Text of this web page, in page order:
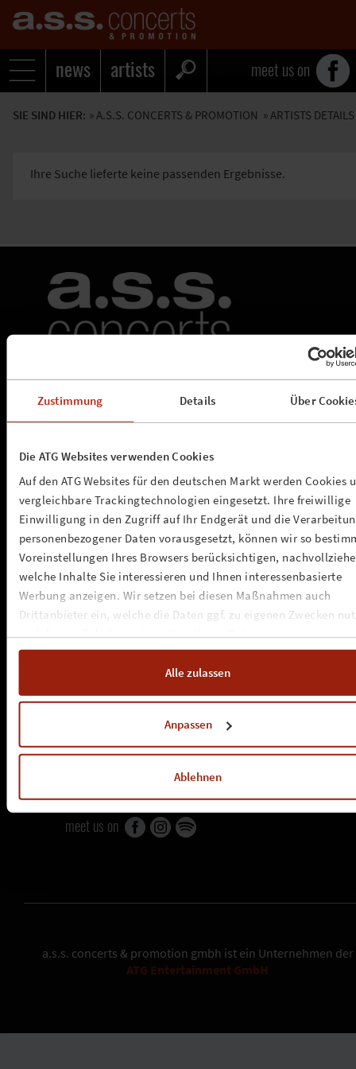
Zustimmung Details Über
Die ATG Websites verwenden Cookies
Auf den ATG Websites für den deutschen Markt werden Cookies
vergleichbare Trackingtechnologien eingesetzt. Ihre freiwillige
Einwilligung in den Zugriff auf Ihr Endgerät und die
personenbezogener Daten vorausgesetzt, können wir so
Voreinstellungen Ihres Browsers berücksichtigen,
welche Inhalte Sie interessieren und Ihnen interessenbasierte
Werbung anzeigen. Wir setzen bei diesen Maßnahmen auch
Drittanbieter ein, welche die Daten ggf. zu eigenen Zwecken
führen. Weitere Informationen, insbesondere zur Speicherdauer,
Cookie-Erklärungsowie zur Verarbeitung,
insbesondere zu Ihren Widerrufsmöglichkeiten und weiteren
Alle zulassen
Anpassen
Ablehnen
news artists meet us on
SIE SIND HIER: »A.S.S. CONCERTS & PROMOTION » ARTISTS DETAILS
Ihre Suche lieferte keine passenden Ergebnisse.
Kleine Seilerstrasse 1
D - 20359 Hamburg
info@assconcerts.com
»anfahrt
NEWSLETTER
www.assconcerts.com
» about us
»unsere werte
»datenschutz
tochterunternehmen
dragon productions
meet us on
a.s.s. concerts & promotion gmbh ist ein Unternehmen der
ATG Entertainment GmbH